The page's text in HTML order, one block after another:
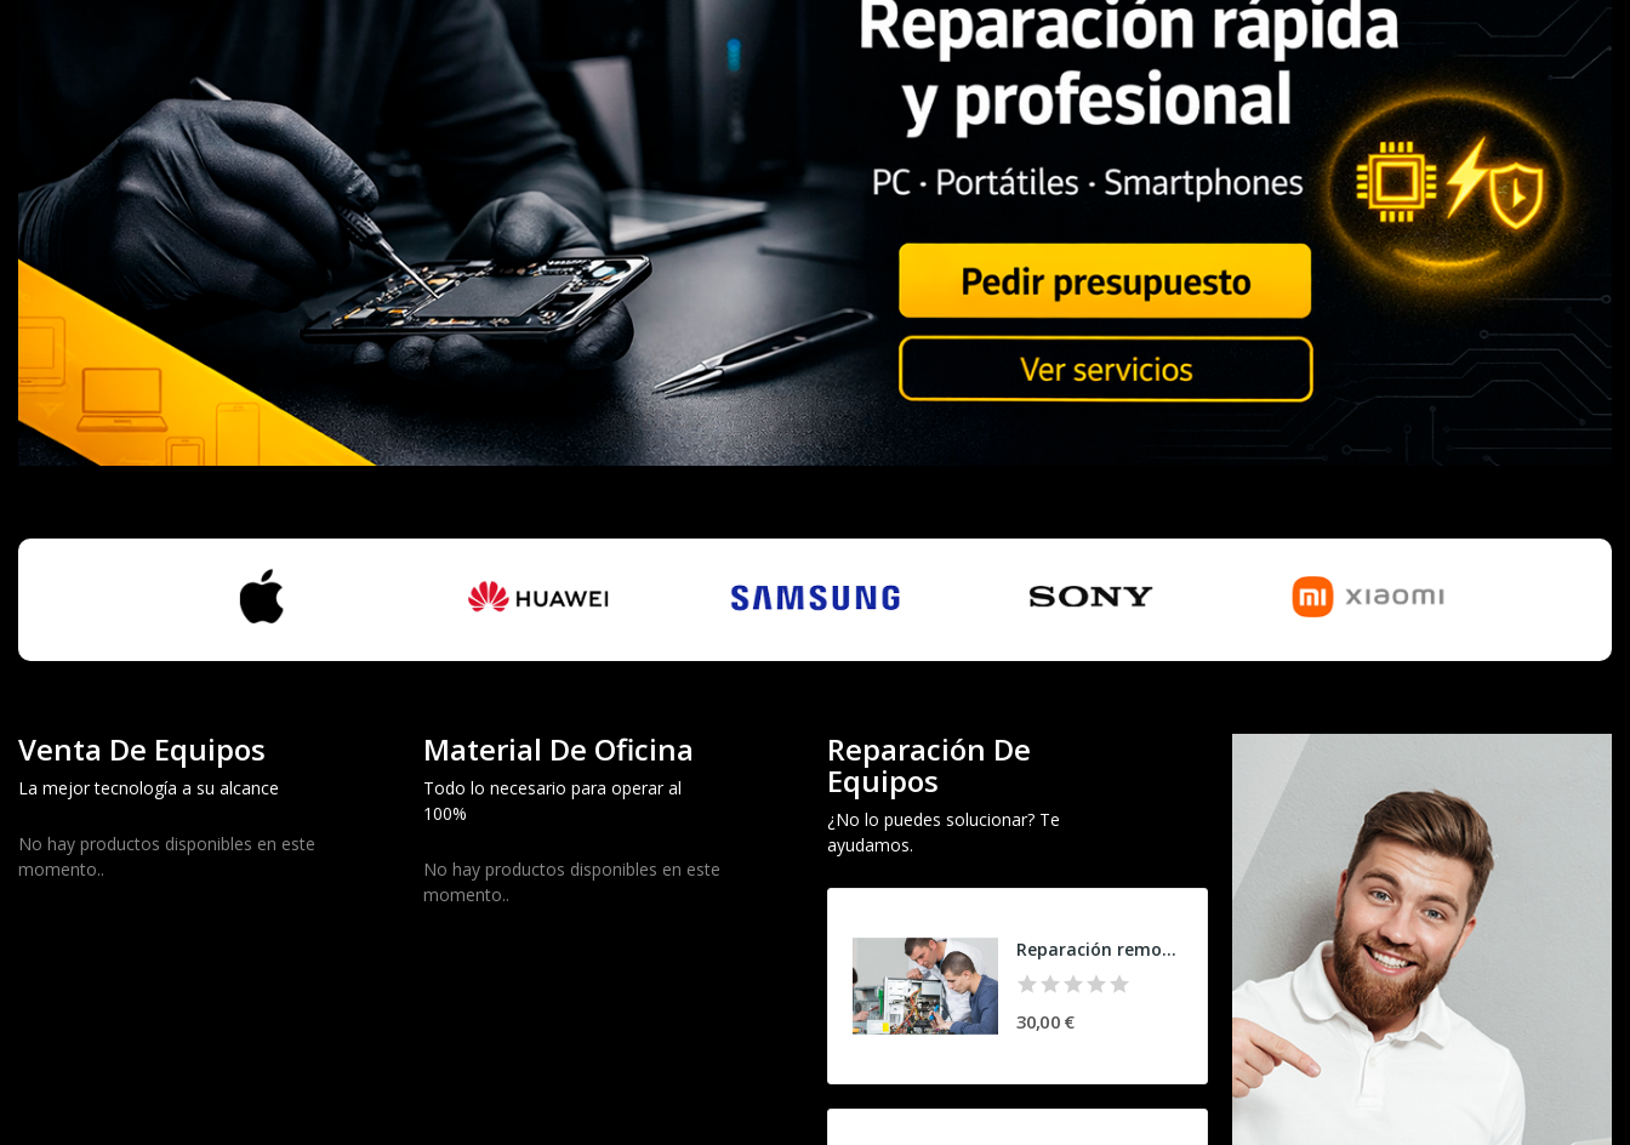
Venta De Equipos
La mejor tecnología a su alcance
No hay productos disponibles en este
momento..
Material De Oficina
Todo lo necesario para operar al
100%
No hay productos disponibles en este
momento..
Reparación De
Equipos
¿No lo puedes solucionar? Te
ayudamos.
Reparación remota PC y portátil (base)
30,00 €